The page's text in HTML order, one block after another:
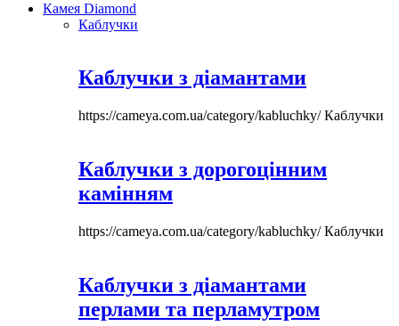
Камея Diamond
Каблучки
Каблучки з діамантами
https://cameya.com.ua/category/kabluchky/Каблучки
Каблучки з дорогоцінним
камінням
https://cameya.com.ua/category/kabluchky/Каблучки
Каблучки з діамантами
перлами та перламутром